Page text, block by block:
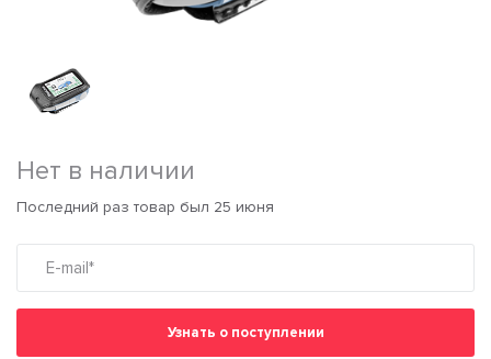
Нет в наличии
Последний раз товар был 25 июня
Узнать о поступлении